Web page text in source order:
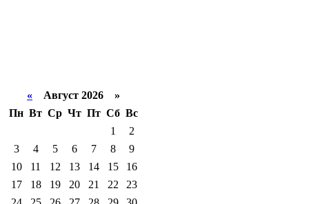
« Август 2026 »
Пн Вт Ср Чт Пт Сб Вс
1
2
3
4 5 6 7 8
9
10
11 12 13 14 15
16
17
18 19 20 21 22
23